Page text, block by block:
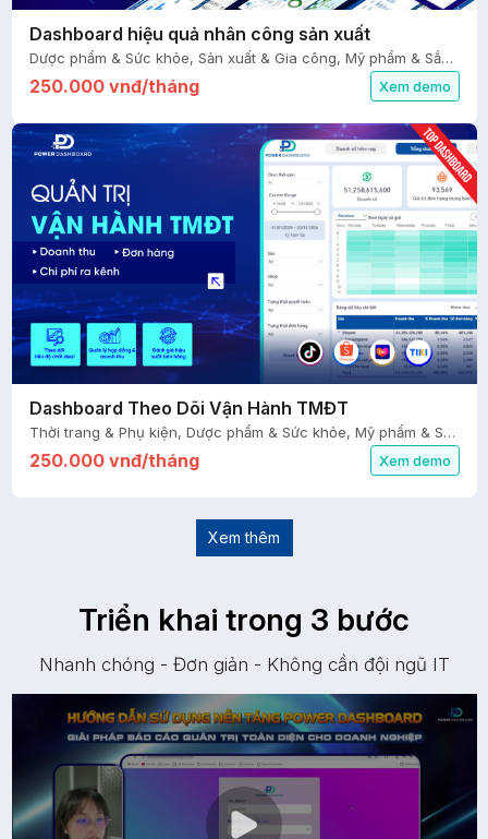
Dashboard hiệu quả nhân công sản xuất
Dược phẩm & Sức khỏe, Sản xuất & Gia công, Mỹ phẩm & Sắc đẹp, Tài chính - Kế toán, Nhân sự
250.000 vnđ/tháng Xem demo
Dashboard Theo Dõi Vận Hành TMĐT
Thời trang & Phụ kiện, Dược phẩm & Sức khỏe, Mỹ phẩm & Sắc đẹp, FMCG, Nhà cửa & Đời sống, Thiết bị điện & điện tử, Sàn TMĐT
250.000 vnđ/tháng Xem demo
Xem thêm
Triển khai trong 3 bước
Nhanh chóng - Đơn giản - Không cần đội ngũ IT